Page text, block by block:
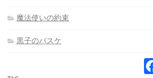
魔法使いの約束
黒子のバスケ